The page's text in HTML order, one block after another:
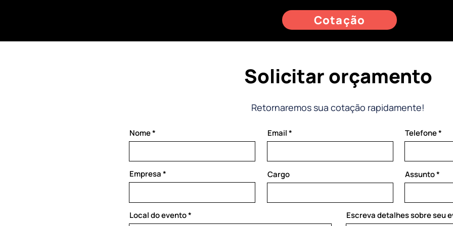
Cotação
Solicitar orçamento
Retornaremos sua cotação rapidamente!
Nome Email Telefone
Empresa Cargo Assunto
Local do evento Escreva detalhes sobre seu